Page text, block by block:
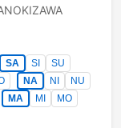
SA SI
SU
NA NI
NU
MA MI
MO